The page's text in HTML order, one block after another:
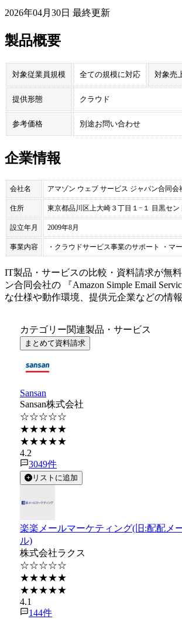
2026年04月30日 最終更新
製品概要
対象従業員規模 全ての規模に対応 対象売
提供形態 クラウド
参考価格 別途お問い合わせ
企業情報
会社名 アマゾン ウェブ サービス ジャパン合同会
住所 東京都品川区上大崎３丁目１−１ 目黒セン
設立年月 2009年8月
事業内容 ・クラウドサービス事業のサポート ・マ
IT製品・サービスの比較・資料請求が無
ン合同会社の 『Amazon Simple Email
な仕様や動作環境、提供元企業などの情
カテゴリー関連製品・サービス
まとめて資料請求
Sansan
Sansan株式会社
☆☆☆☆☆
★★★★★
★★★★★
4.2
3049件
リストに追加
楽楽メールマーケティング(旧:配配メ
ル)
株式会社ラクス
☆☆☆☆☆
★★★★★
★★★★★
4.1
144件